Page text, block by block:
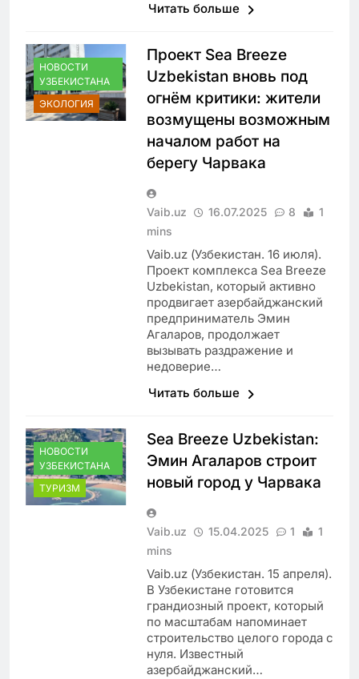
Читать больше
НОВОСТИ
УЗБЕКИСТАНА
ЭКОЛОГИЯ
Проект Sea Breeze
Uzbekistan вновь под
огнём критики: жители
возмущены возможным
началом работ на
берегу Чарвака
Vaib.uz 16.07.2025 8
1
mins
Vaib.uz (Узбекистан. 16 июля).
Проект комплекса Sea Breeze
Uzbekistan, который активно
продвигает азербайджанский
предприниматель Эмин
Агаларов, продолжает
вызывать раздражение и
недоверие…
Читать больше
НОВОСТИ
УЗБЕКИСТАНА
ТУРИЗМ
Sea Breeze Uzbekistan:
Эмин Агаларов строит
новый город у Чарвака
Vaib.uz 15.04.2025 1
1
mins
Vaib.uz (Узбекистан. 15 апреля).
В Узбекистане готовится
грандиозный проект, который
по масштабам напоминает
строительство целого города с
нуля. Известный
азербайджанский…